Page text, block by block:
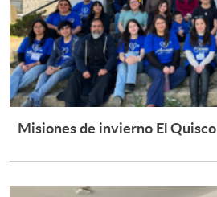
Misiones de invierno El Quisco